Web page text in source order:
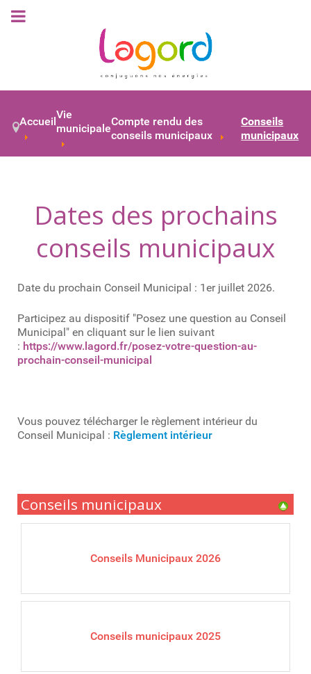
Accueil
Vie
municipale
Compte rendu des
conseils municipaux
Conseils
municipaux
Dates des prochains
conseils municipaux
Date du prochain Conseil Municipal : 1er juillet 2026.
Participez au dispositif "Posez une question au Conseil
Municipal" en cliquant sur le lien suivant
: https://www.lagord.fr/posez-votre-question-au-
prochain-conseil-municipal
Vous pouvez télécharger le règlement intérieur du
Conseil Municipal : Règlement intérieur
Conseils municipaux
Conseils Municipaux 2026
Conseils municipaux 2025